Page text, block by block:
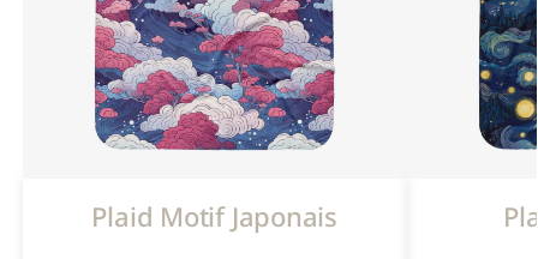
Plaid Motif Japonais